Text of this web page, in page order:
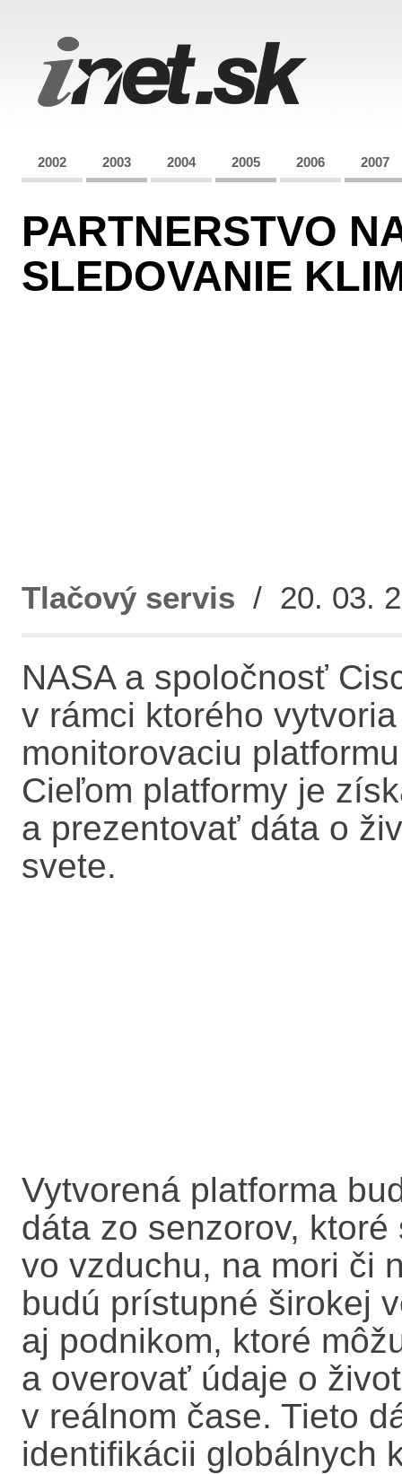
2002 2003 2004 2005 2006 2007
PARTNERSTVO
SLEDOVANIE
Tlačový servis / 20. 03.
NASA a spoločnosť
v rámci ktorého
monitorovaciu
Cieľom platformy je
a prezentovať dáta o
svete.
Vytvorená platforma
dáta zo senzorov,
vo vzduchu, na mori či
budú prístupné širokej
aj podnikom, ktoré
a overovať údaje o
v reálnom čase. Tieto
identifikácii globálnych